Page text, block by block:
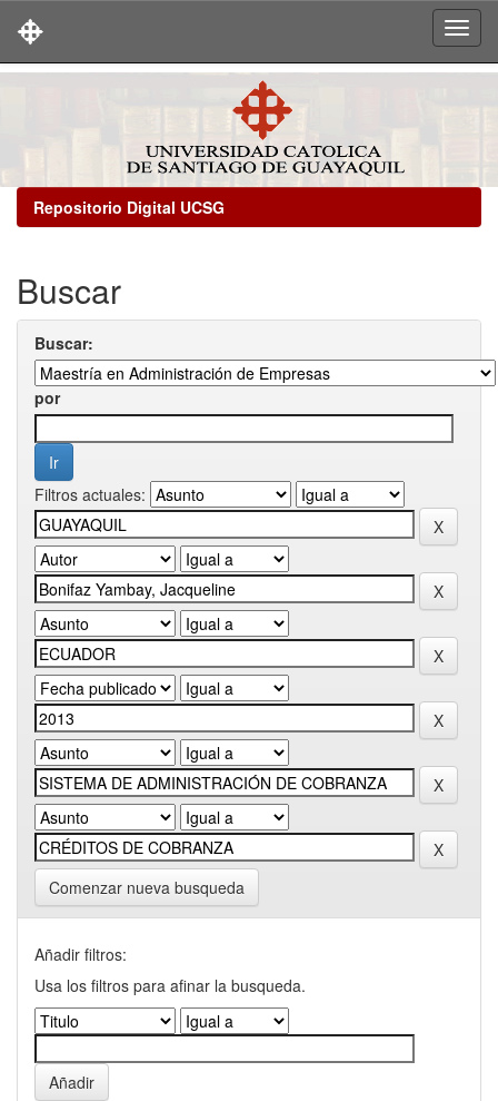
Repositorio Digital UCSG
Buscar
Buscar:
por
Filtros actuales:
Comenzar nueva busqueda
Añadir filtros:
Usa los filtros para afinar la busqueda.